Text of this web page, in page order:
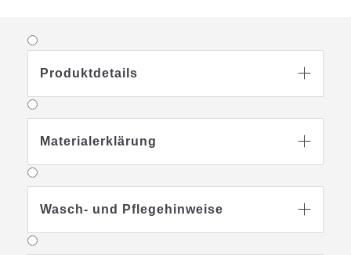
Produktdetails 
Materialerklärung 
Wasch- und Pflegehinweise 